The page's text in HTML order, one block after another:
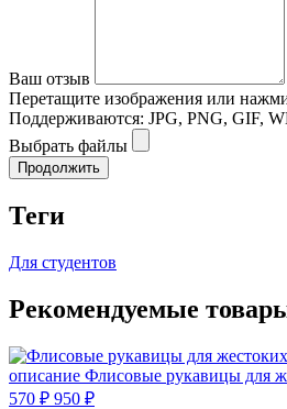
Ваш отзыв
Перетащите изображения или
Поддерживаются: JPG, PNG, GIF,
Выбрать файлы
Продолжить
Теги
Для студентов
Рекомендуемые
описание Флисовые рукавицы для
570 ₽ 950 ₽